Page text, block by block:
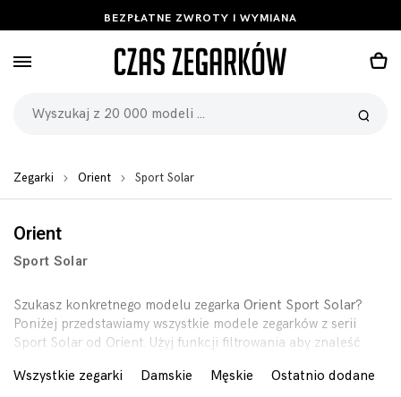
BEZPŁATNE ZWROTY I WYMIANA
Zegarki Orient Sport Solar
Orient
Sport Solar
Szukasz konkretnego modelu zegarka Orient Sport Solar?
Poniżej przedstawiamy wszystkie modele zegarków z serii
Sport Solar od Orient. Użyj funkcji filtrowania aby znaleść
Wszystkie zegarki
Damskie Męskie Ostatnio dodane